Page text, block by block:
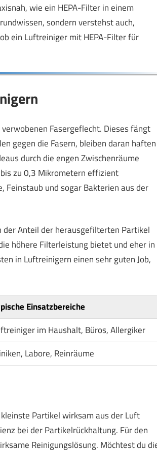
wie ein HEPA-Filter in einem
sondern verstehst auch,
ein Luftreiniger mit HEPA-Filter für
Fasergeflecht. Dieses fängt
gegen die Fasern, bleiben daran haften
durch die engen Zwischenräume
zu 0,3 Mikrometern effizient
Feinstaub und sogar Bakterien aus der
Anteil der herausgefilterten Partikel
höhere Filterleistung bietet und eher in
in Luftreinigern einen sehr guten Job,
Einsatzbereiche
im Haushalt, Büros, Allergiker
Labore, Reinräume
Partikel wirksam aus der Luft
bei der Partikelrückhaltung. Für den
Reinigungslösung. Möchtest du